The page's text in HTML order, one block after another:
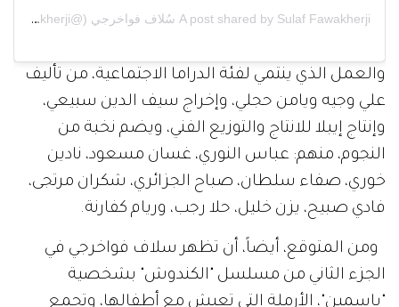
A post shared by Sulaf Fawakherji سُلاف فواخرجي (@sulaffawakherji)
والعمل الذي ينتمي لفئة الدراما الاجتماعية، من تأليف
علي وجيه ويامن حجلي، وإخراج سيف الدين سبيعي،
وإنتاج إيبلا للانتاج والتوزيع الفني، ويضم نخبة من
النجوم، منهم: عباس النوري، غسان مسعود، نادين
خوري، صفاء سلطان، صباح الجزائري، شكران مرتجى،
فادي صبيح، يزن خليل، حلا رجب، وريام كفارنة.
ومن المتوقع، أيضاً، أن تظهر سلاف فواخرجي في
الجزء الثاني من مسلسل "الكندوش" بشخصية
"ياسمين"، الأرملة التي تعيش مع أطفالها، وتجمع